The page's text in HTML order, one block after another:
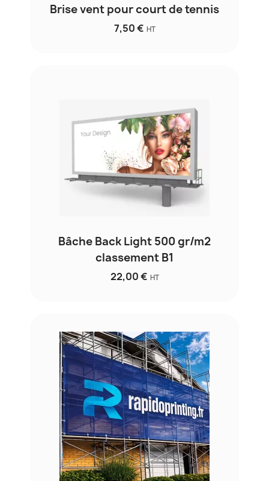
Brise vent pour court de tennis
7,50 € HT
Bâche Back Light 500 gr/m2
classement B1
22,00 € HT